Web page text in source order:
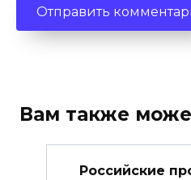
Вам также
Российские